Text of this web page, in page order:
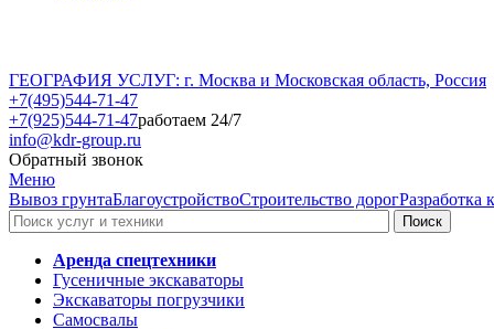
ГЕОГРАФИЯ УСЛУГ: г. Москва и Московская область, Россия
+7(495)544-71-47
+7(925)544-71-47работаем 24/7
info@kdr-group.ru
Обратный звонок
Меню
Вывоз грунтаБлагоустройствоСтроительство дорогРазработка
Аренда спецтехники
Гусеничные экскаваторы
Экскаваторы погрузчики
Самосвалы